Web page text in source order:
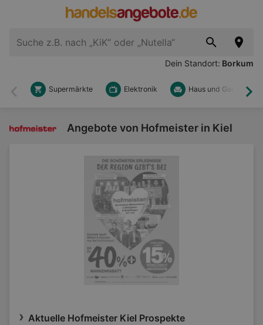
Dein Standort: Borkum
Zurück
Supermärkte Elektronik Haus und Garten
Angebote von Hofmeister in Kiel
Aktuelle Hofmeister Kiel Prospekte